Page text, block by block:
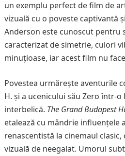
un exemplu perfect de film de
vizuală cu o poveste captivantă
Anderson este cunoscut pentru
caracterizat de simetrie, culori
minuțioase, iar acest film nu
Povestea urmărește aventurile
H. și a ucenicului său Zero într-o
interbelică. The Grand Budapest
etalează cu mândrie influențele
renascentistă la cinemaul
vizuală de neegalat. Umorul